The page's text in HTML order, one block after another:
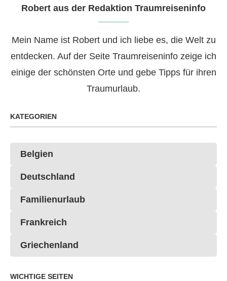
Robert aus der Redaktion Traumreiseninfo
Mein Name ist Robert und ich liebe es, die Welt zu
entdecken. Auf der Seite Traumreiseninfo zeige ich
einige der schönsten Orte und gebe Tipps für ihren
Traumurlaub.
KATEGORIEN
Belgien
Deutschland
Familienurlaub
Frankreich
Griechenland
WICHTIGE SEITEN